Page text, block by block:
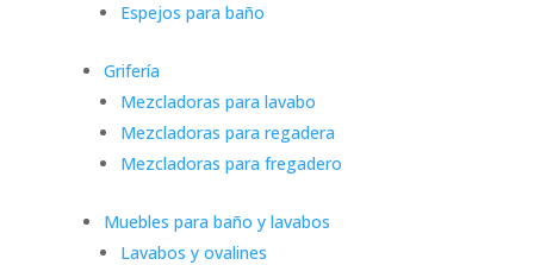
Espejos para baño
Grifería
Mezcladoras para lavabo
Mezcladoras para regadera
Mezcladoras para fregadero
Muebles para baño y lavabos
Lavabos y ovalines